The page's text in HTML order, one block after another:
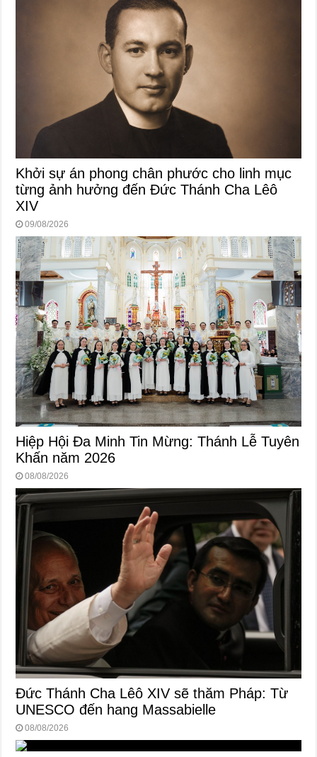
Khởi sự án phong chân phước cho linh mục
từng ảnh hưởng đến Đức Thánh Cha Lêô
XIV
09/08/2026
Hiệp Hội Đa Minh Tin Mừng: Thánh Lễ Tuyên
Khấn năm 2026
08/08/2026
Đức Thánh Cha Lêô XIV sẽ thăm Pháp: Từ
UNESCO đến hang Massabielle
08/08/2026